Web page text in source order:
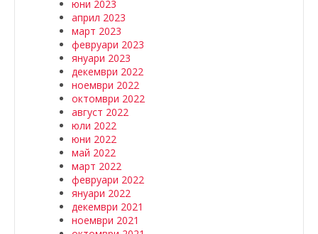
юни 2023
април 2023
март 2023
февруари 2023
януари 2023
декември 2022
ноември 2022
октомври 2022
август 2022
юли 2022
юни 2022
май 2022
март 2022
февруари 2022
януари 2022
декември 2021
ноември 2021